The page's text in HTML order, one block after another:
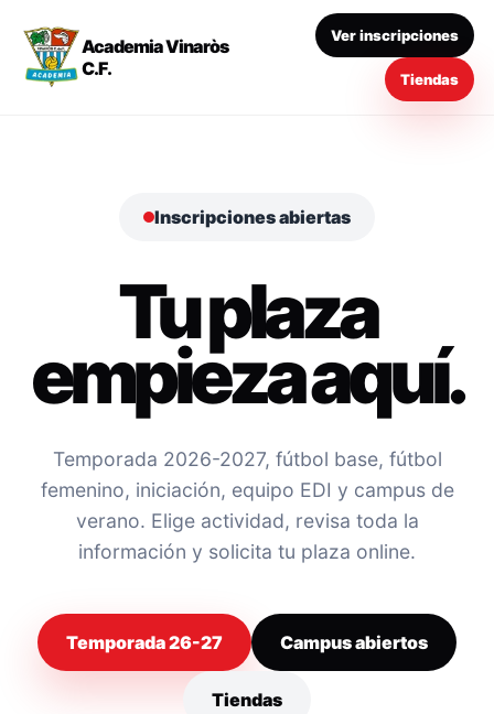
Academia Vinaròs
C.F.
Ver inscripciones
Tiendas
Inscripciones abiertas
Tu plaza
empieza aquí.
Temporada 2026-2027, fútbol base, fútbol
femenino, iniciación, equipo EDI y campus de
verano. Elige actividad, revisa toda la
información y solicita tu plaza online.
Temporada 26-27 Campus abiertos
Tiendas